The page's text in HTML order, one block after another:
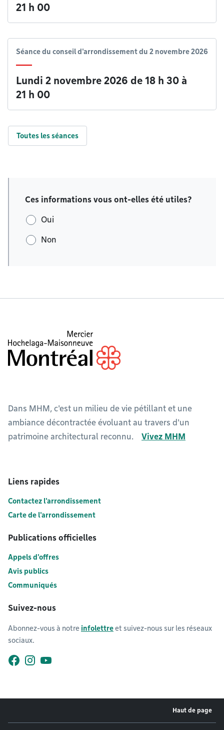
21 h 00
Séance du conseil d'arrondissement du 2 novembre 2026
Lundi 2 novembre 2026 de 18 h 30 à
21 h 00
Toutes les séances
Ces informations vous ont-elles été utiles?
Oui
Non
Dans MHM, c'est un milieu de vie pétillant et une
ambiance décontractée évoluant au travers d'un
patrimoine architectural reconnu.
Vivez MHM
Liens rapides
Contactez l'arrondissement
Carte de l'arrondissement
Publications officielles
Appels d'offres
Avis publics
Communiqués
Suivez-nous
Abonnez-vous à notre infolettreet suivez-nous sur les réseaux
sociaux.
Haut de page